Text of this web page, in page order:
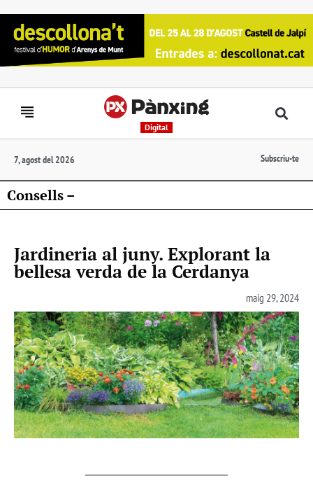
Digital
7, agost del 2026 Subscriu-te
Consells –
Jardineria al juny. Explorant la
bellesa verda de la Cerdanya
maig 29, 2024